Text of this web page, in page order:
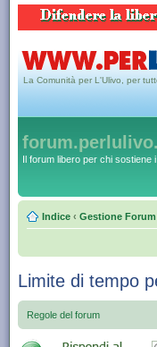
La Comunità per L'Ulivo, per
Il forum libero per chi sostiene
Indice ‹ Gestione Forum
Limite di tempo
Regole del forum